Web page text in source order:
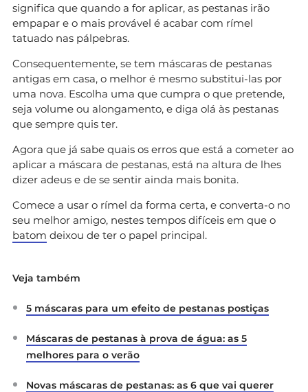
significa que quando a for aplicar, as pestanas irão
empapar e o mais provável é acabar com rímel
tatuado nas pálpebras.
Consequentemente, se tem máscaras de pestanas
antigas em casa, o melhor é mesmo substitui-las por
uma nova. Escolha uma que cumpra o que pretende,
seja volume ou alongamento, e diga olá às pestanas
que sempre quis ter.
Agora que já sabe quais os erros que está a cometer ao
aplicar a máscara de pestanas, está na altura de lhes
dizer adeus e de se sentir ainda mais bonita.
Comece a usar o rímel da forma certa, e converta-o no
seu melhor amigo, nestes tempos difíceis em que o
batom deixou de ter o papel principal.
Veja também
5 máscaras para um efeito de pestanas postiças
Máscaras de pestanas à prova de água: as 5
melhores para o verão
Novas máscaras de pestanas: as 6 que vai querer